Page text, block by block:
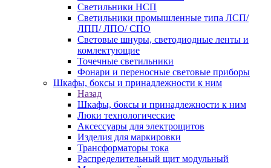
Светильники НСП
Светильники промышленные типа ЛСП/
ЛПП/ ЛПО/ СПО
Световые шнуры, светодиодные ленты и
комлектующие
Точечные светильники
Фонари и переносные световые приборы
Шкафы, боксы и принадлежности к ним
Назад
Шкафы, боксы и принадлежности к ним
Люки технологические
Аксессуары для электрощитов
Изделия для маркировки
Трансформаторы тока
Распределительный щит модульный